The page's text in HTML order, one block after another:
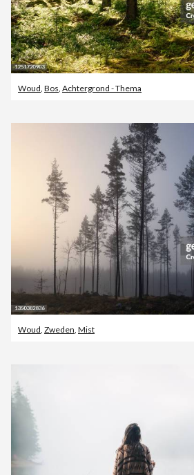
Woud Bos Achtergrond - Thema
Woud, Zweden, Mist